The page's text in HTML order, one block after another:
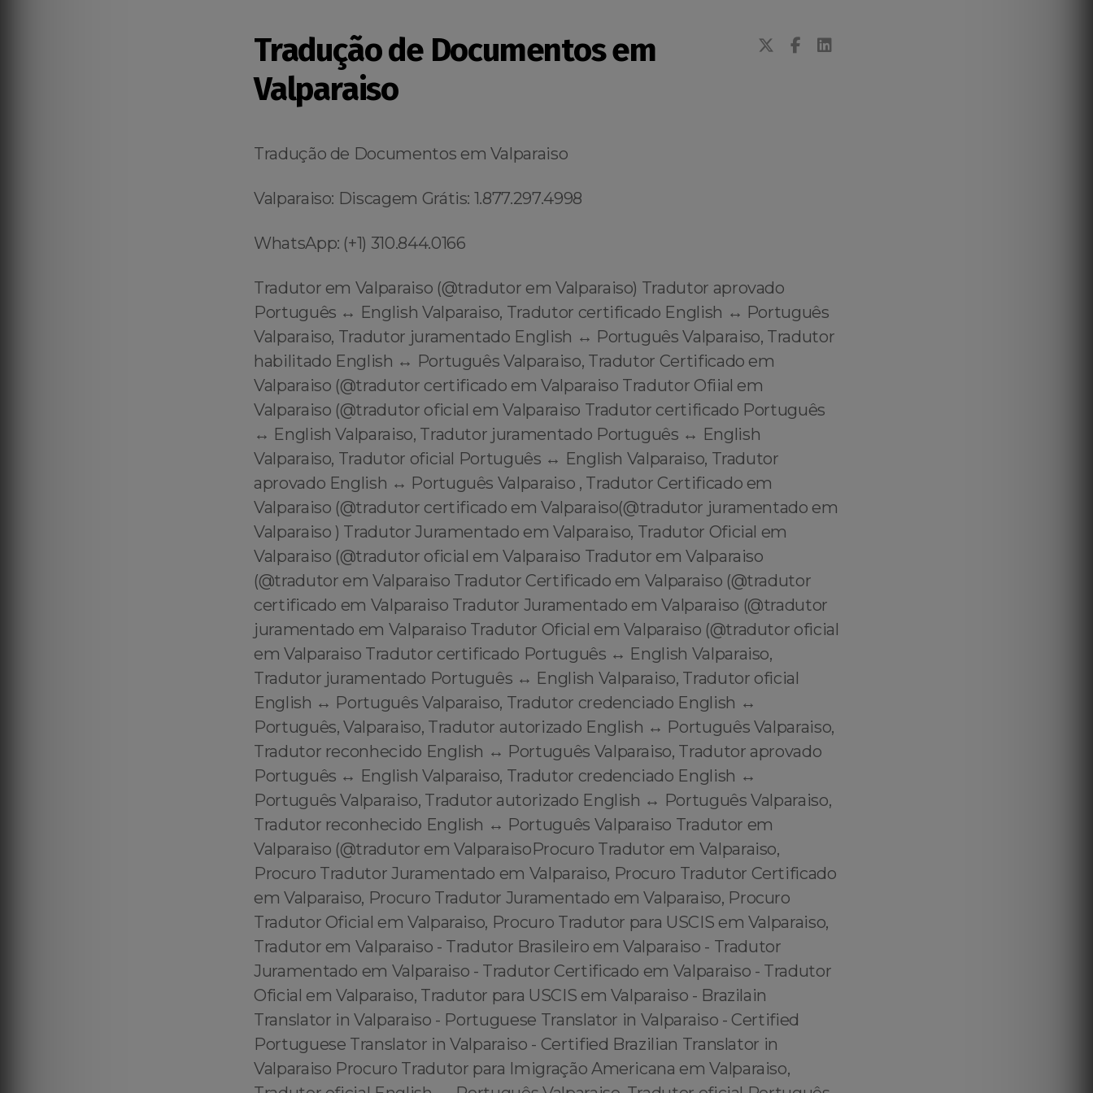
Tradução de Documentos em
Valparaiso
Tradução de Documentos em Valparaiso
Valparaiso: Discagem Grátis: 1.877.297.4998
WhatsApp: (+1) 310.844.0166
Tradutor em Valparaiso (@tradutor em Valparaiso) Tradutor aprovado
Português ↔️ English Valparaiso, Tradutor certificado English ↔️ Português
Valparaiso, Tradutor juramentado English ↔️ Português Valparaiso, Tradutor
habilitado English ↔️ Português Valparaiso, Tradutor Certificado em
Valparaiso (@tradutor certificado em Valparaiso Tradutor Ofiial em
Valparaiso (@tradutor oficial em Valparaiso Tradutor certificado Português
↔️ English Valparaiso, Tradutor juramentado Português ↔️ English
Valparaiso, Tradutor oficial Português ↔️ English Valparaiso, Tradutor
aprovado English ↔️ Português Valparaiso , Tradutor Certificado em
Valparaiso (@tradutor certificado em Valparaiso(@tradutor juramentado em
Valparaiso ) Tradutor Juramentado em Valparaiso, Tradutor Oficial em
Valparaiso (@tradutor oficial em Valparaiso Tradutor em Valparaiso
(@tradutor em Valparaiso Tradutor Certificado em Valparaiso (@tradutor
certificado em Valparaiso Tradutor Juramentado em Valparaiso (@tradutor
juramentado em Valparaiso Tradutor Oficial em Valparaiso (@tradutor oficial
em Valparaiso Tradutor certificado Português ↔️ English Valparaiso,
Tradutor juramentado Português ↔️ English Valparaiso, Tradutor oficial
English ↔️ Português Valparaiso, Tradutor credenciado English ↔️
Português, Valparaiso, Tradutor autorizado English ↔️ Português Valparaiso,
Tradutor reconhecido English ↔️ Português Valparaiso, Tradutor aprovado
Português ↔️ English Valparaiso, Tradutor credenciado English ↔️
Português Valparaiso, Tradutor autorizado English ↔️ Português Valparaiso,
Tradutor reconhecido English ↔️ Português Valparaiso Tradutor em
Valparaiso (@tradutor em ValparaisoProcuro Tradutor em Valparaiso,
Procuro Tradutor Juramentado em Valparaiso, Procuro Tradutor Certificado
em Valparaiso, Procuro Tradutor Juramentado em Valparaiso, Procuro
Tradutor Oficial em Valparaiso, Procuro Tradutor para USCIS em Valparaiso,
Tradutor em Valparaiso - Tradutor Brasileiro em Valparaiso - Tradutor
Juramentado em Valparaiso - Tradutor Certificado em Valparaiso - Tradutor
Oficial em Valparaiso, Tradutor para USCIS em Valparaiso - Brazilain
Translator in Valparaiso - Portuguese Translator in Valparaiso - Certified
Portuguese Translator in Valparaiso - Certified Brazilian Translator in
Valparaiso Procuro Tradutor para Imigração Americana em Valparaiso,